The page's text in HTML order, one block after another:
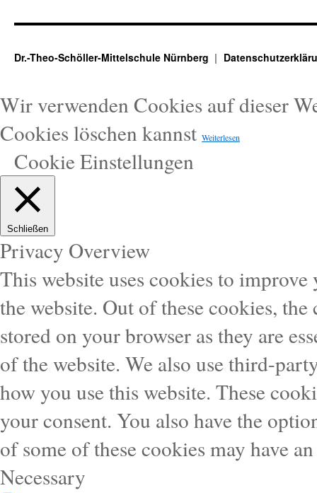
Dr.-Theo-Schöller-Mittelschule Nürnberg
Wir verwenden Cookies auf dieser
Cookies löschen kannst Weiterlesen
Cookie Einstellungen
Schließen
Privacy Overview
This website uses cookies to
the website. Out of these cookies,
stored on your browser as they are
of the website. We also use third-
how you use this website. These
your consent. You also have the
of some of these cookies may have
Necessary